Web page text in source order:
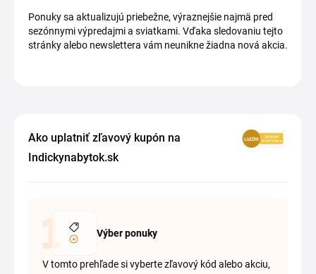
Ponuky sa aktualizujú priebežne, výraznejšie najmä pred
sezónnymi výpredajmi a sviatkami. Vďaka sledovaniu tejto
stránky alebo newslettera vám neunikne žiadna nová akcia.
Ako uplatniť zľavový kupón na
Indickynabytok.sk
Výber ponuky
V tomto prehľade si vyberte zľavový kód alebo akciu,